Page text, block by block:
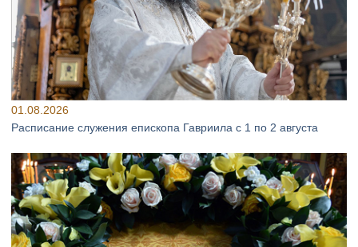
01.08.2026
Расписание служения епископа Гавриила с 1 по 2 августа